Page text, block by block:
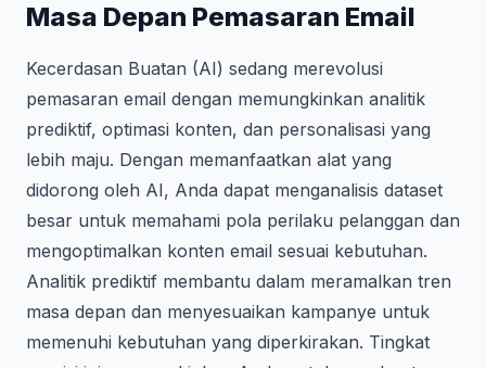
Masa Depan Pemasaran Email
Kecerdasan Buatan (AI) sedang merevolusi
pemasaran email dengan memungkinkan analitik
prediktif, optimasi konten, dan personalisasi yang
lebih maju. Dengan memanfaatkan alat yang
didorong oleh AI, Anda dapat menganalisis dataset
besar untuk memahami pola perilaku pelanggan dan
mengoptimalkan konten email sesuai kebutuhan.
Analitik prediktif membantu dalam meramalkan tren
masa depan dan menyesuaikan kampanye untuk
memenuhi kebutuhan yang diperkirakan. Tingkat